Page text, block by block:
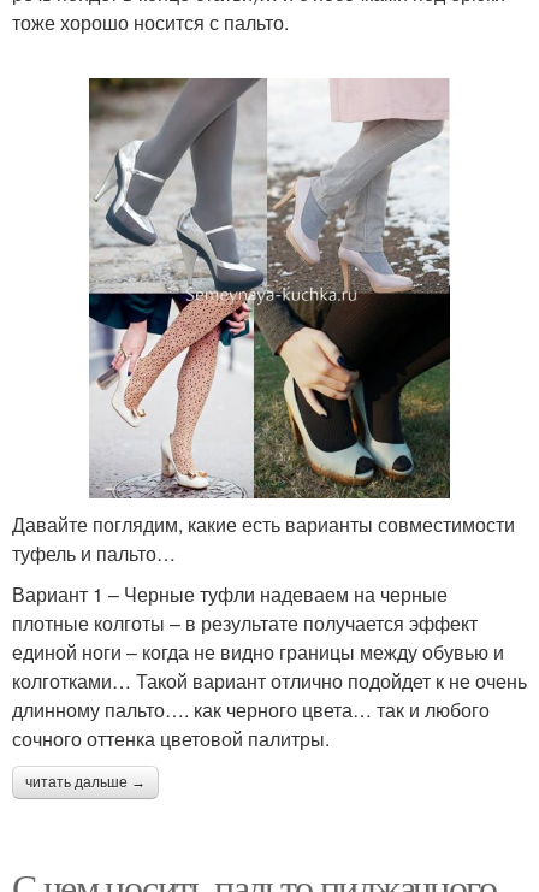
тоже хорошо носится с пальто.
Давайте поглядим, какие есть варианты совместимости
туфель и пальто…
Вариант 1 – Черные туфли надеваем на черные
плотные колготы – в результате получается эффект
единой ноги – когда не видно границы между обувью и
колготками… Такой вариант отлично подойдет к не очень
длинному пальто…. как черного цвета… так и любого
сочного оттенка цветовой палитры.
читать дальше →